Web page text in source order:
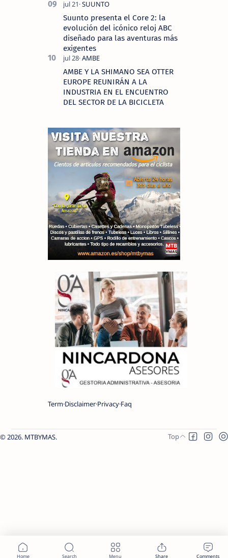
Suunto presenta el Core 2: la
evolución del icónico reloj ABC
diseñado para las aventuras más
exigentes
AMBE Y LA SHIMANO SEA OTTER
EUROPE REUNIRÁN A LA
INDUSTRIA EN EL ENCUENTRO
DEL SECTOR DE LA BICICLETA
Term Disclaimer Privacy Faq
2026. MTBYMAS.